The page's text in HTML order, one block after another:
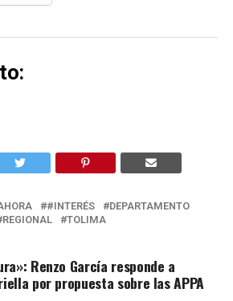
#INTERÉS
DEPARTAMENTO
REGIONAL TOLIMA
Renzo García responde a
por propuesta sobre las APPA